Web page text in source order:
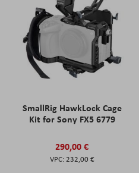
SmallRig HawkLock Cage
Kit for Sony FX5 6779
290,00 €
232,00 €